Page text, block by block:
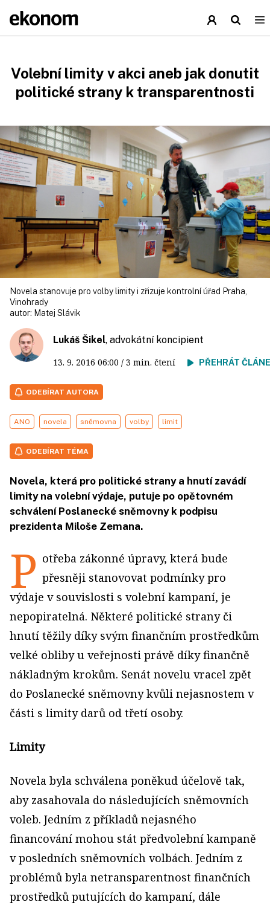
Volební limity v akci aneb jak donutit
politické strany k transparentnosti
Novela stanovuje pro volby limity i zřizuje kontrolní úřad Praha,
Vinohrady
autor: Matej Slávik
Lukáš Šikel, advokátní koncipient
13. 9. 2016 06:00 / 3 min. čtení PŘEHRÁT
ODEBÍRAT AUTORA
ANO novela sněmovna volby limit
ODEBÍRAT TÉMA
Novela, která pro politické strany a hnutí zavádí
limity na volební výdaje, putuje po opětovném
schválení Poslanecké sněmovny k podpisu
prezidenta Miloše Zemana.
P otřeba zákonné úpravy, která bude
přesněji stanovovat podmínky pro
výdaje v souvislosti s volební kampaní, je
nepopiratelná. Některé politické strany či
hnutí těžily díky svým finančním prostředkům
velké obliby u veřejnosti právě díky finančně
nákladným krokům. Senát novelu vracel zpět
do Poslanecké sněmovny kvůli nejasnostem v
části s limity darů od třetí osoby.
Limity
Novela byla schválena poněkud účelově tak,
aby zasahovala do následujících sněmovních
voleb. Jedním z příkladů nejasného
financování mohou stát předvolební kampaně
v posledních sněmovních volbách. Jedním z
problémů byla netransparentnost finančních
prostředků putujících do kampaní, dále